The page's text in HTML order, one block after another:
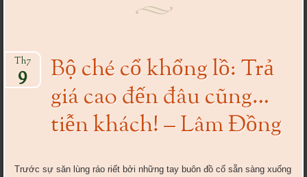
Bộ ché cổ khổng lồ: Trả
giá cao đến đâu cũng…
tiễn khách! – Lâm Đồng
Th7
9
Trước sự săn lùng ráo riết bởi những tay buôn đồ cổ sẵn sàng xuống